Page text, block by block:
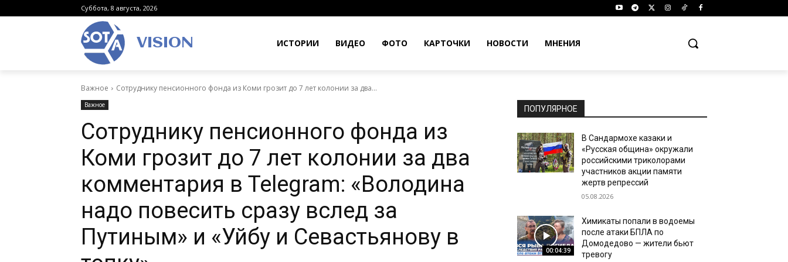
Суббота, 8 августа, 2026
VISION ИСТОРИИ ВИДЕО ФОТО КАРТОЧКИ НОВОСТИ МНЕНИЯ
Важное Сотруднику пенсионного фонда из Коми грозит до 7 лет колонии за два...
Важное
Сотруднику пенсионного фонда из
Коми грозит до 7 лет колонии за два
комментария в Telegram: «Володина
надо повесить сразу вслед за
Путиным» и «Уйбу и Севастьянову в
ПОПУЛЯРНОЕ
В Сандармохе казаки и
«Русская община» окружали
российскими триколорами
участников акции памяти
жертв репрессий
05.08.2026
00:04:39
Химикаты попали в водоемы
после атаки БПЛА по
Домодедово — жители бьют
тревогу